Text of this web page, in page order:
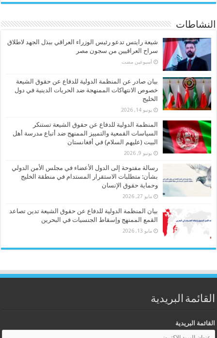
النشاطات
شيعة رايتس تدعو رئيس الوزراء العراقي ببذل الجهد لاطلاق
سراح العراقيين من سجون مصر
‏أسبوعين مضت
بيان صادر عن المنظمة الدولية للدفاع عن حقوق الشيعة
خصوص الانتهاكات الممنهجة ضد الحريات الدينية في دول
الخليج
يونيو 14, 2026
المنظمة الدولية للدفاع عن حقوق الشيعة تستنكر
السياسات القمعية والتمييز الممنهج ضد أتباع مدرسة أهل
البيت (عليهم السلام) في أفغانستان
يونيو 9, 2026
رسالة مفتوحة إلى الدول الأعضاء في مجلس الأمن الدولي
بشأن: متطلبات الاستقرار المستدام في منطقة الخليج
وحماية حقوق الإنسان
مايو 27, 2026
بيان المنظمة الدولية للدفاع عن حقوق الشيعة تدين تصاعد
القمع الممنهج وإسقاط الجنسيات في البحرين
مايو 13, 2026
القائمة البريدية
القائمة البريدية